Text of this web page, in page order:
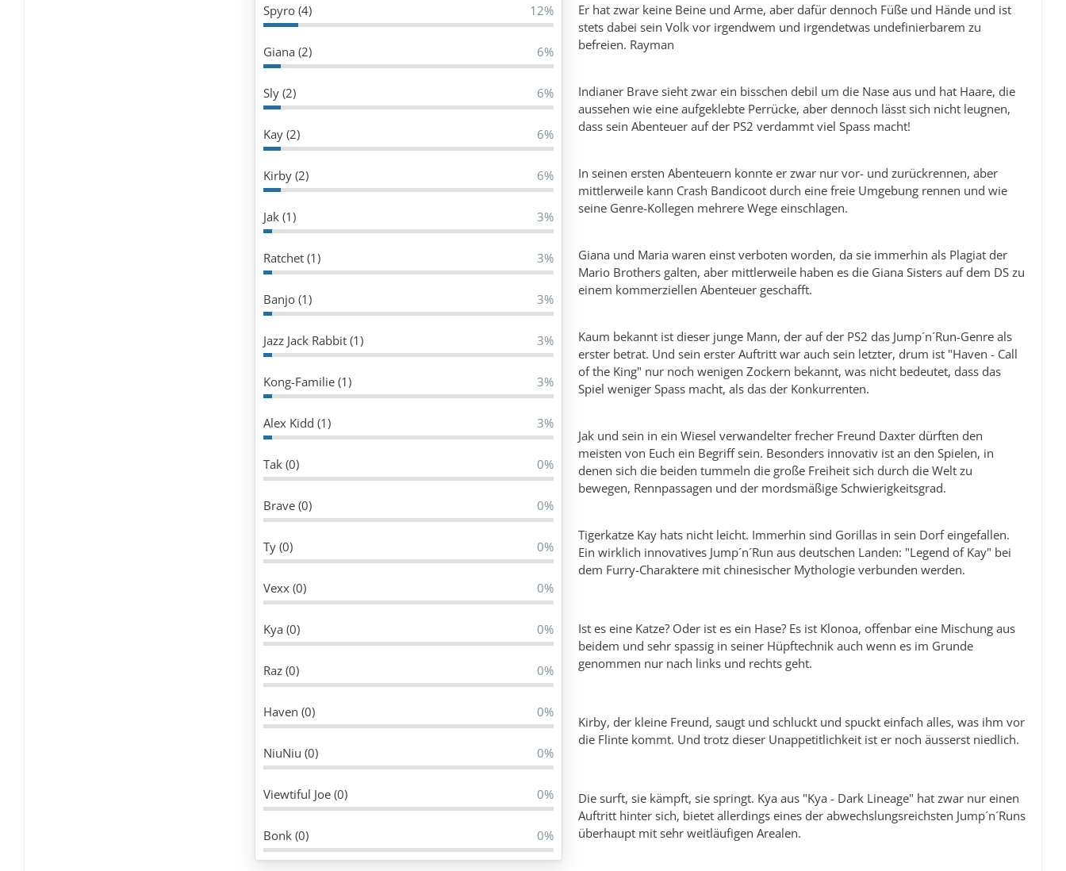
Spyro (4) 12%
Giana (2) 6%
Sly (2) 6%
Kay (2) 6%
Kirby (2) 6%
Jak (1) 3%
Ratchet (1) 3%
Banjo (1) 3%
Jazz Jack Rabbit (1) 3%
Kong-Familie (1) 3%
Alex Kidd (1) 3%
Tak (0) 0%
Brave (0) 0%
Ty (0) 0%
Vexx (0) 0%
Kya (0) 0%
Raz (0) 0%
Haven (0) 0%
NiuNiu (0) 0%
Viewtiful Joe (0) 0%
Bonk (0) 0%
Er hat zwar keine Beine und Arme, aber dafür dennoch Füße und Hände und ist
stets dabei sein Volk vor irgendwem und irgendetwas undefinierbarem zu
befreien. Rayman
Indianer Brave sieht zwar ein bisschen debil um die Nase aus und hat Haare, die
aussehen wie eine aufgeklebte Perrücke, aber dennoch lässt sich nicht leugnen,
dass sein Abenteuer auf der PS2 verdammt viel Spass macht!
In seinen ersten Abenteuern konnte er zwar nur vor- und zurückrennen, aber
mittlerweile kann Crash Bandicoot durch eine freie Umgebung rennen und wie
seine Genre-Kollegen mehrere Wege einschlagen.
Giana und Maria waren einst verboten worden, da sie immerhin als Plagiat der
Mario Brothers galten, aber mittlerweile haben es die Giana Sisters auf dem DS zu
einem kommerziellen Abenteuer geschafft.
Kaum bekannt ist dieser junge Mann, der auf der PS2 das Jump´n´Run-Genre als
erster betrat. Und sein erster Auftritt war auch sein letzter, drum ist "Haven - Call
of the King" nur noch wenigen Zockern bekannt, was nicht bedeutet, dass das
Spiel weniger Spass macht, als das der Konkurrenten.
Jak und sein in ein Wiesel verwandelter frecher Freund Daxter dürften den
meisten von Euch ein Begriff sein. Besonders innovativ ist an den Spielen, in
denen sich die beiden tummeln die große Freiheit sich durch die Welt zu
bewegen, Rennpassagen und der mordsmäßige Schwierigkeitsgrad.
Tigerkatze Kay hats nicht leicht. Immerhin sind Gorillas in sein Dorf eingefallen.
Ein wirklich innovatives Jump´n´Run aus deutschen Landen: "Legend of Kay" bei
dem Furry-Charaktere mit chinesischer Mythologie verbunden werden.
Ist es eine Katze? Oder ist es ein Hase? Es ist Klonoa, offenbar eine Mischung aus
beidem und sehr spassig in seiner Hüpftechnik auch wenn es im Grunde
genommen nur nach links und rechts geht.
Kirby, der kleine Freund, saugt und schluckt und spuckt einfach alles, was ihm vor
die Flinte kommt. Und trotz dieser Unappetitlichkeit ist er noch äusserst niedlich.
Die surft, sie kämpft, sie springt. Kya aus "Kya - Dark Lineage" hat zwar nur einen
Auftritt hinter sich, bietet allerdings eines der abwechslungsreichsten Jump´n´Runs
überhaupt mit sehr weitläufigen Arealen.